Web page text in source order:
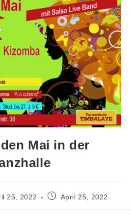
Mai in der
25, 2022
BeitragApril 25, 2022